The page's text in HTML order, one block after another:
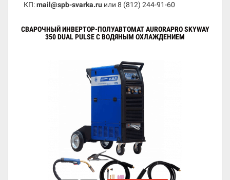
КП:mail@spb-svarka.ru или 8 (812) 244-91-60
СВАРОЧНЫЙ ИНВЕРТОР-ПОЛУАВТОМАТ AURORAPRO SKYWAY
350 DUAL PULSE С ВОДЯНЫМ ОХЛАЖДЕНИЕМ